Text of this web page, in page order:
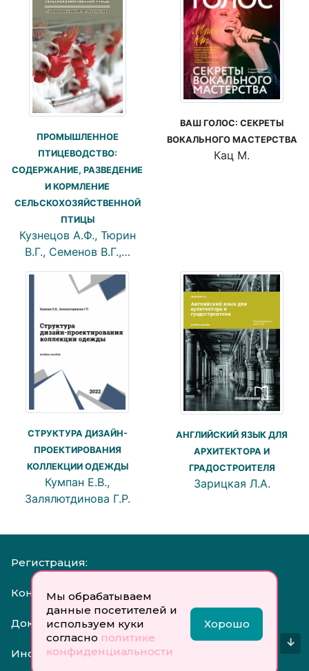
Мы обрабатываем
данные посетителей и
используем куки
согласно политике
конфиденциальности
Хорошо
ПРОМЫШЛЕННОЕ
ПТИЦЕВОДСТВО:
СОДЕРЖАНИЕ, РАЗВЕДЕНИЕ
И КОРМЛЕНИЕ
СЕЛЬСКОХОЗЯЙСТВЕННОЙ
ПТИЦЫ
Кузнецов А.Ф., Тюрин
В.Г., Семенов В.Г.,…
ВАШ ГОЛОС: СЕКРЕТЫ
ВОКАЛЬНОГО МАСТЕРСТВА
Кац М.
СТРУКТУРА ДИЗАЙН-
ПРОЕКТИРОВАНИЯ
КОЛЛЕКЦИИ ОДЕЖДЫ
Кумпан Е.В.,
Залялютдинова Г.Р.
АНГЛИЙСКИЙ ЯЗЫК ДЛЯ
АРХИТЕКТОРА И
ГРАДОСТРОИТЕЛЯ
Зарицкая Л.А.
Регистрация:
Контакты:
Документы:
Инфо:
↓